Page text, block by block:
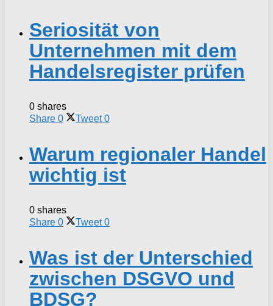
Seriosität von
Unternehmen mit dem
Handelsregister prüfen
0 shares
Share 0 Tweet 0
Warum regionaler Handel
wichtig ist
0 shares
Share 0 Tweet 0
Was ist der Unterschied
zwischen DSGVO und
BDSG?